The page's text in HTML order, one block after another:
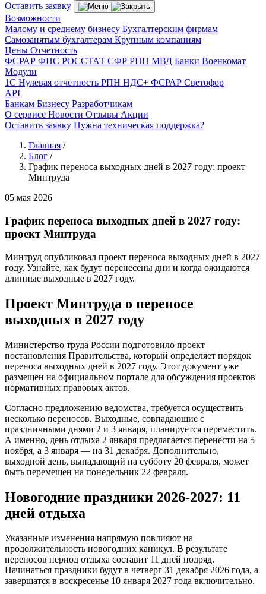
Оставить заявку
Возможности
Малому и среднему бизнесу Бухгалтерским фирмам
Самозанятым бухгалтерам Крупным компаниям
Цены Отчетность
ФСРАР ФНС РОССТАТ СФР РПН МВД Банки Военкомат
Модули
1С Нулевая отчетность РПН НДС+ ФСРАР Светофор
API
Банкам Бизнесу Разработчикам
О сервисе Новости Отзывы Акции
Оставить заявку Нужна техническая поддержка?
Главная /
Блог /
График переноса выходных дней в 2027 году: проект
Минтруда
05 мая 2026
График переноса выходных дней в 2027 году:
проект Минтруда
Минтруд опубликовал проект переноса выходных дней в 2027
году. Узнайте, как будут перенесены дни и когда ожидаются
длинные выходные в 2027 году.
Проект Минтруда о переносе
выходных в 2027 году
Министерство труда России подготовило проект
постановления Правительства, который определяет порядок
переноса выходных дней в 2027 году. Этот документ уже
размещен на официальном портале для обсуждения проектов
нормативных правовых актов.
Согласно предложению ведомства, требуется осуществить
несколько переносов. Выходные, совпадающие с
праздничными днями 2 и 3 января, планируется переместить.
А именно, день отдыха 2 января предлагается перенести на 5
ноября, а 3 января — на 31 декабря. Дополнительно,
выходной день, выпадающий на субботу 20 февраля, может
быть перемещен на понедельник 22 февраля.
Новогодние праздники 2026-2027: 11
дней отдыха
Указанные изменения напрямую повлияют на
продолжительность новогодних каникул. В результате
переносов период отдыха составит 11 дней подряд.
Начинаться праздники будут в четверг 31 декабря 2026 года, а
завершатся в воскресенье 10 января 2027 года включительно.